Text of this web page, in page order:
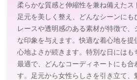
柔らかな質感と伸縮性を兼ね備えたス
足元を美しく整え、どんなシーンにも
レースや透明感のある素材が特徴で
な印象を与えます。快適な着心地を提
心地よさが続きます。特別な日にはも
最適で、どんなコーディネートにも合
す。足元から女性らしさを引き立て、